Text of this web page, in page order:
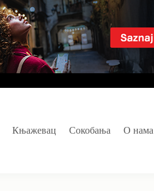
Књажевац Сокобања O нама